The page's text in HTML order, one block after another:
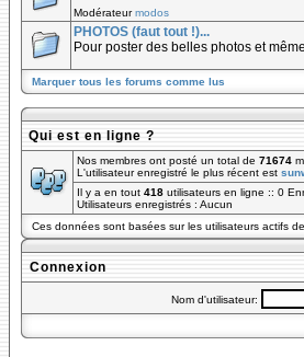
Modérateurmodos
PHOTOS (faut tout !)...
Pour poster des belles photos et
Marquer tous les forums comme lus
Qui est en ligne ?
Nos membres ont posté un total de 71674
L'utilisateur enregistré le plus récent est
Il y a en tout 418 utilisateurs en ligne :: 0
Utilisateurs enregistrés : Aucun
Ces données sont basées sur les utilisateurs actifs
Connexion
Nom d'utilisateur: